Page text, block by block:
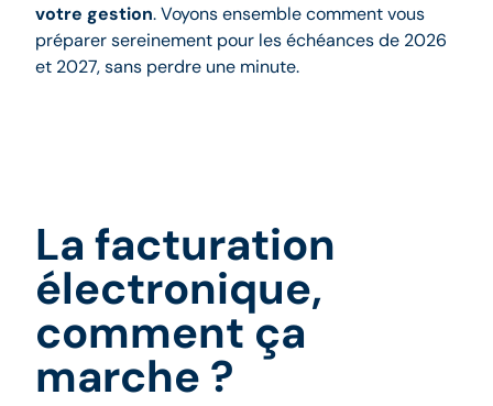
votre gestion. Voyons ensemble comment vous
préparer sereinement pour les échéances de 2026
et 2027, sans perdre une minute.
La facturation
électronique,
comment ça
marche ?